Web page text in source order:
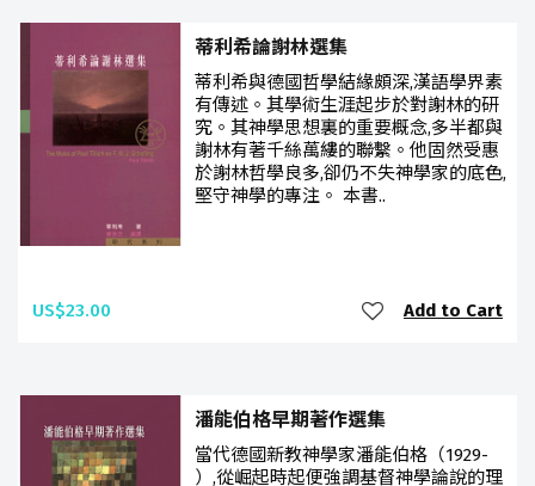
蒂利希論謝林選集
蒂利希與德國哲學結緣頗深,漢語學界素
有傳述。其學術生涯起步於對謝林的研
究。其神學思想裏的重要概念,多半都與
謝林有著千絲萬縷的聯繫。他固然受惠
於謝林哲學良多,卻仍不失神學家的底色,
堅守神學的專注。 本書..
US$23.00 Add to Cart
潘能伯格早期著作選集
當代德國新教神學家潘能伯格（1929-
）,從崛起時起便強調基督神學論說的理